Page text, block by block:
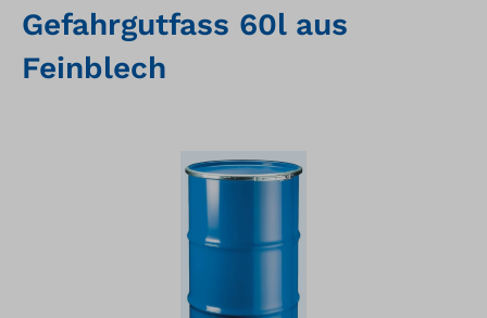
Gefahrgutfass 60l aus
Feinblech
Bildergalerie überspringen